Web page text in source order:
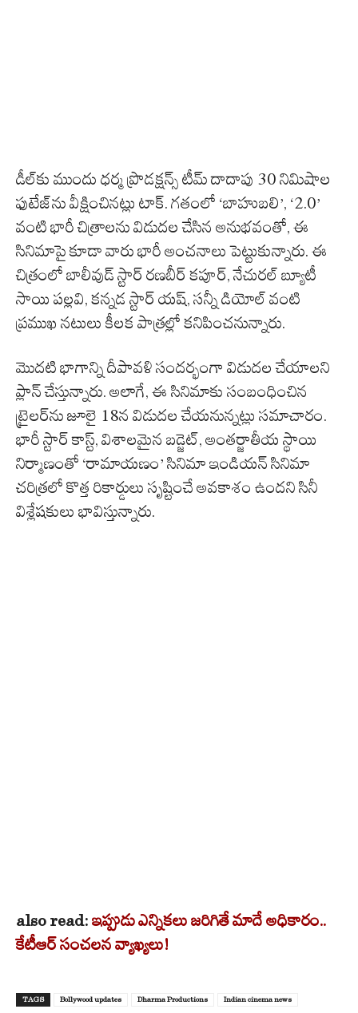
డీల్‌కు ముందు ధర్మ ప్రొడక్షన్స్ టీమ్ దాదాపు 30 నిమిషాల
ఫుటేజ్‌ను వీక్షించినట్లు టాక్. గతంలో ‘బాహుబలి’, ‘2.0’
వంటి భారీ చిత్రాలను విడుదల చేసిన అనుభవంతో, ఈ
సినిమాపై కూడా వారు భారీ అంచనాలు పెట్టుకున్నారు. ఈ
చిత్రంలో బాలీవుడ్ స్టార్ రణబీర్ కపూర్, నేచురల్ బ్యూటీ
సాయి పల్లవి, కన్నడ స్టార్ యష్, సన్నీ డియోల్ వంటి
ప్రముఖ నటులు కీలక పాత్రల్లో కనిపించనున్నారు.
మొదటి భాగాన్ని దీపావళి సందర్భంగా విడుదల చేయాలని
ప్లాన్ చేస్తున్నారు. అలాగే, ఈ సినిమాకు సంబంధించిన
ట్రైలర్‌ను జూలై 18న విడుదల చేయనున్నట్లు సమాచారం.
భారీ స్టార్ కాస్ట్, విశాలమైన బడ్జెట్, అంతర్జాతీయ స్థాయి
నిర్మాణంతో ‘రామాయణం’ సినిమా ఇండియన్ సినిమా
చరిత్రలో కొత్త రికార్డులు సృష్టించే అవకాశం ఉందని సినీ
విశ్లేషకులు భావిస్తున్నారు.
also read: ఇప్పుడు ఎన్నికలు జరిగితే మాదే అధికారం..
కేటీఆర్ సంచలన వ్యాఖ్యలు!
TAGS Bollywood updates Dharma Productions Indian cinema news